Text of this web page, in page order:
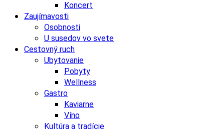
Koncert
Zaujímavosti
Osobnosti
U susedov vo svete
Cestovný ruch
Ubytovanie
Pobyty
Wellness
Gastro
Kaviarne
Víno
Kultúra a tradície